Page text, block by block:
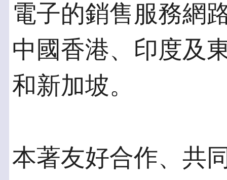
電子的銷售服務網
中國香港、印度及
和新加坡。
本著友好合作、共